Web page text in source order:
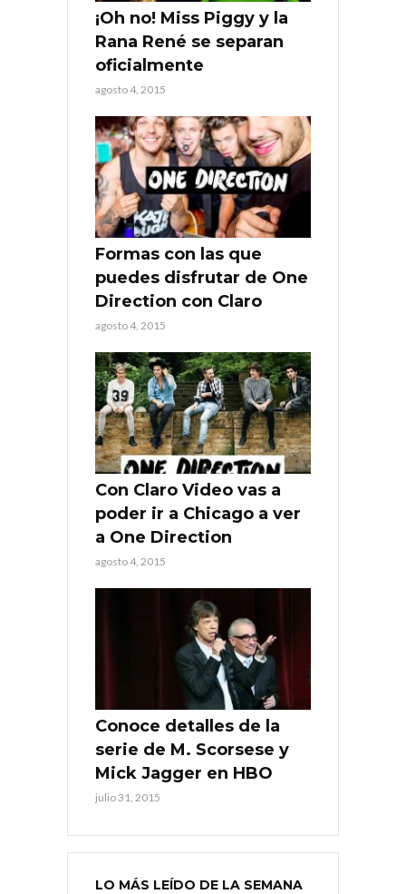
¡Oh no! Miss Piggy y la
Rana René se separan
oficialmente
agosto 4, 2015
Formas con las que
puedes disfrutar de One
Direction con Claro
agosto 4, 2015
Con Claro Video vas a
poder ir a Chicago a ver
a One Direction
agosto 4, 2015
Conoce detalles de la
serie de M. Scorsese y
Mick Jagger en HBO
julio 31, 2015
LO MÁS LEÍDO DE LA SEMANA